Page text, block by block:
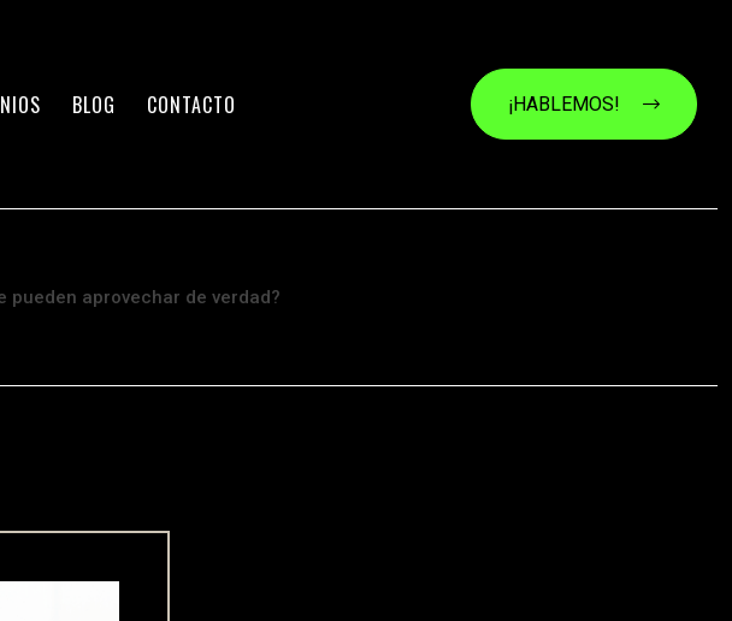
BLOG CONTACTO ¡HABLEMOS!
pueden aprovechar de verdad?